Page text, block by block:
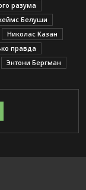
разума
Белуши
Николас Казан
правда
Энтони Бергман